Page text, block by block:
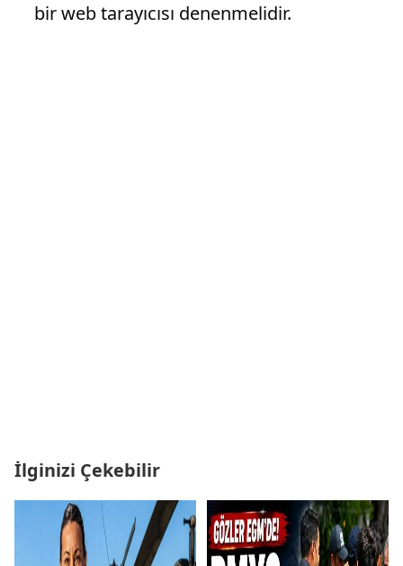
bir web tarayıcısı denenmelidir.
İlginizi Çekebilir